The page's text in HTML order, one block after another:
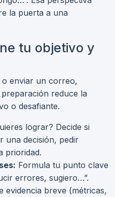
la puerta a una
tu objetivo y
enviar un correo,
reduce la
o desafiante.
lograr? Decide si
una decisión, pedir
prioridad.
Formula tu punto clave
errores, sugiero…”.
evidencia breve (métricas,